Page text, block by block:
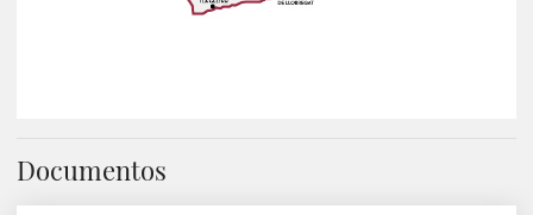
Documentos